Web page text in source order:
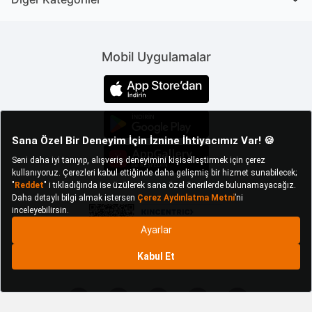
değerlendirilir. Eşya yoğunluğu az olan salonlarda
ve kara kalem çalışmalarına da sıklıkla rastlanır.
Mutfak tablo seçiminde de benzer şekilde açık tonlar
kullanılır. Motif olarak mutfağa uygun, iştah açıcı,
sağlıklı besinleri gösteren tablolar tercih edilir.
uygundur. Dünya haritası tablo çalışma odalarında
kullanılabilecek uygun bir alternatiftir.
Tablolar küçük ayrıntılar olarak düşünülse de
dekorasyondaki rolü yadsınamaz.
Mekana kişilik kazandırılmasında rol oynar.
atmosfer yaratmaya destek olur. Mekanın
tasarımlara ihtiyaç duyulur.
Mobil Uygulamalar